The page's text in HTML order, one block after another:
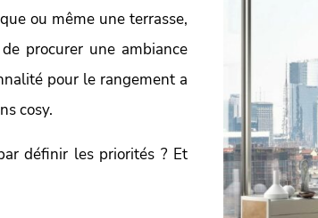
ou même une terrasse,
procurer une ambiance
pour le rangement a
cosy.
définir les priorités ? Et